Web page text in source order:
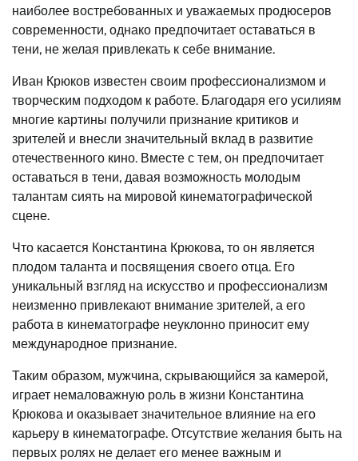
наиболее востребованных и уважаемых продюсеров
современности, однако предпочитает оставаться в
тени, не желая привлекать к себе внимание.
Иван Крюков известен своим профессионализмом и
творческим подходом к работе. Благодаря его усилиям
многие картины получили признание критиков и
зрителей и внесли значительный вклад в развитие
отечественного кино. Вместе с тем, он предпочитает
оставаться в тени, давая возможность молодым
талантам сиять на мировой кинематографической
сцене.
Что касается Константина Крюкова, то он является
плодом таланта и посвящения своего отца. Его
уникальный взгляд на искусство и профессионализм
неизменно привлекают внимание зрителей, а его
работа в кинематографе неуклонно приносит ему
международное признание.
Таким образом, мужчина, скрывающийся за камерой,
играет немаловажную роль в жизни Константина
Крюкова и оказывает значительное влияние на его
карьеру в кинематографе. Отсутствие желания быть на
первых ролях не делает его менее важным и